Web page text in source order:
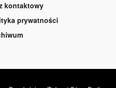
kontaktowy
prywatności